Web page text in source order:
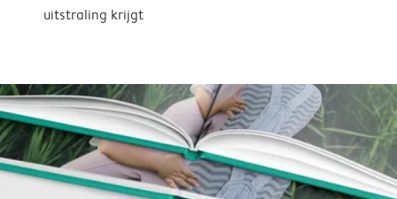
uitstraling krijgt